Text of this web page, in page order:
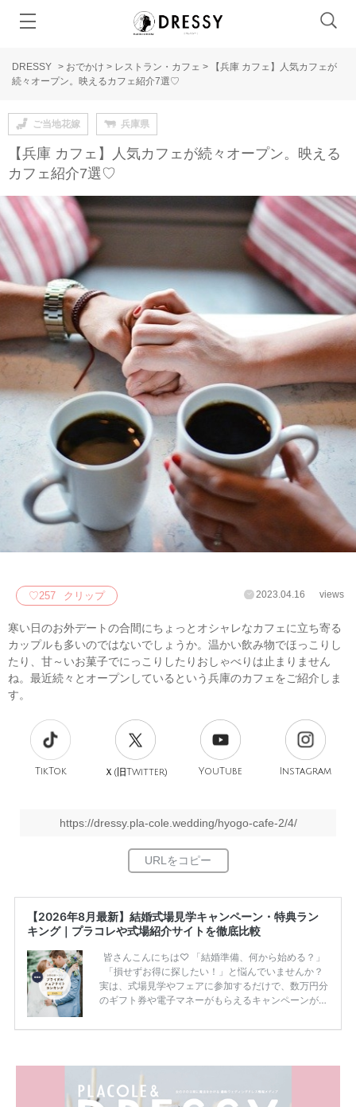
DRESSY > おでかけ > レストラン・カフェ >
【兵庫 カフェ】人気カフェが
続々オープン。映えるカフェ紹介7選♡
ご当地花嫁 兵庫県
【兵庫 カフェ】人気カフェが続々オープン。映える
カフェ紹介7選♡
♡257 クリップ 2023.04.16 views
寒い日のお外デートの合間にちょっとオシャレなカフェに立ち寄る
カップルも多いのではないでしょうか。温かい飲み物でほっこりし
たり、甘～いお菓子でにっこりしたりおしゃべりは止まりません
ね。最近続々とオープンしているという兵庫のカフェをご紹介しま
す。
TikTok Ｘ(旧Twitter) YouTube Instagram
https://dressy.pla-cole.wedding/hyogo-cafe-2/4/
【2026年8月最新】結婚式場見学キャンペーン・特典ラン
キング｜プラコレや式場紹介サイトを徹底比較
皆さんこんにちは♡ 「結婚準備、何から始める？」
「損せずお得に探したい！」と悩んでいませんか？
実は、式場見学やフェアに参加するだけで、数万円分
のギフト券や電子マネーがもらえるキャンペーンがあ
ため、比較せずに選ぶと損をしてしまうことも……。
内容：特典金額・条件・応募方法・注意点 「どこが
一番お得？」「プラコレの特典は？」といった疑問も